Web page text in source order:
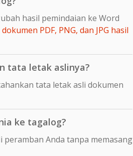
hasil pemindaian ke Word
PDF, PNG, dan JPG hasil
tata letak aslinya?
tata letak asli dokumen
ke tagalog?
Anda tanpa memasang